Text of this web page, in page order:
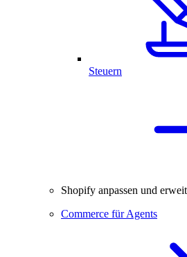
Steuern
Shopify anpassen und
Commerce für Agents